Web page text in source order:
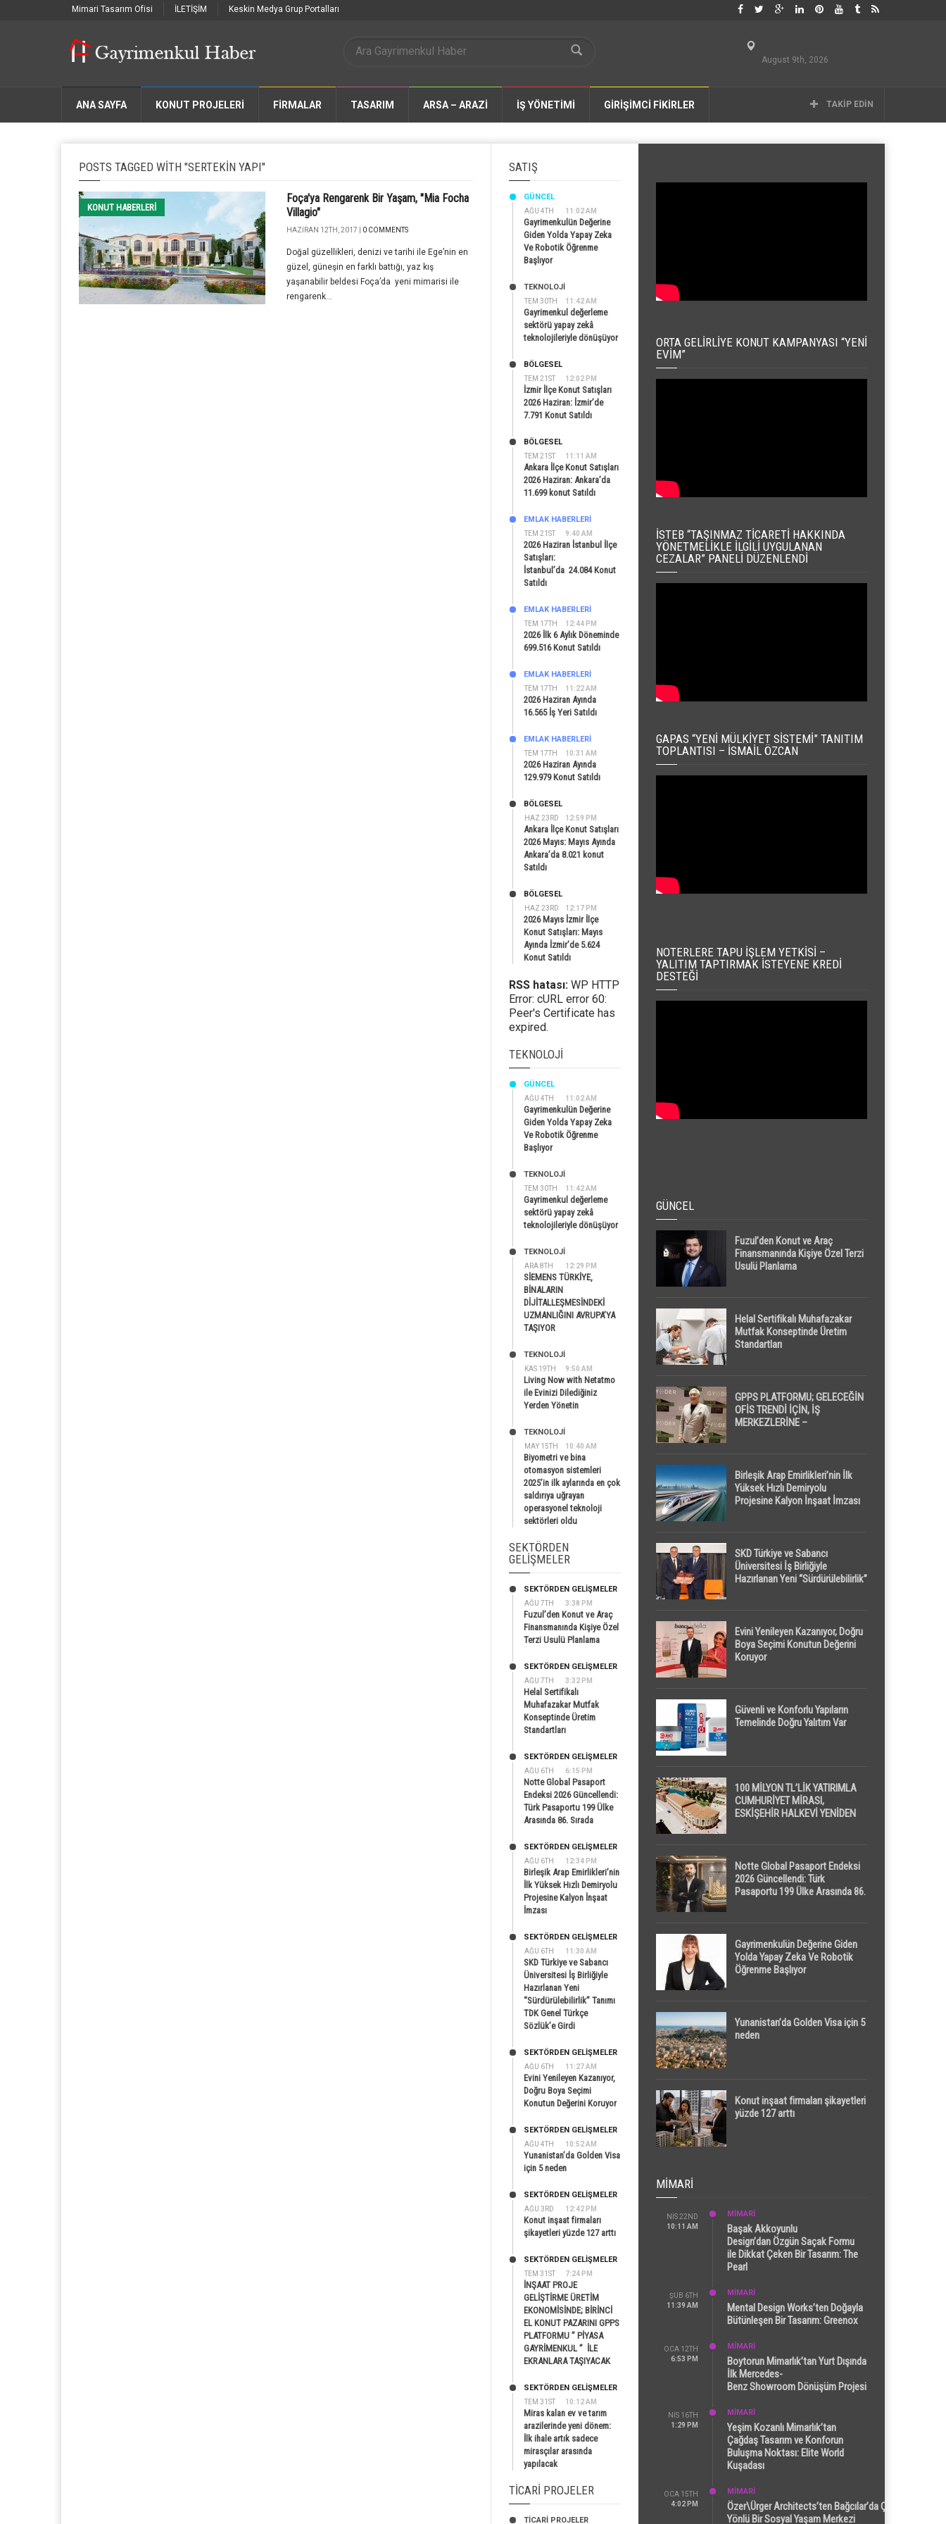
Mimari Tasarım Ofisi İLETİŞİM Keskin Medya Grup Portalları
August 9th, 2026
ANA SAYFA KONUT PROJELERİ FIRMALAR TASARIM ARSA – ARAZİ İŞ YÖNETİMİ GİRİŞİMCİ FİKİRLER TAKIP EDIN
POSTS TAGGED WITH "SERTEKIN YAPI"
KONUT HABERLERI
Foça'ya Rengarenk Bir Yaşam, ″Mia Focha
Villagio"
HAZIRAN 12TH, 2017 | 0 COMMENTS
Doğal güzellikleri, denizi ve tarihi ile Ege’nin en
güzel, güneşin en farklı battığı, yaz kış
yaşanabilir beldesi Foça’da yeni mimarisi ile
rengarenk...
SATIŞ
AĞU 4TH 11:02 AM
GÜNCEL
Gayrimenkulün Değerine
Giden Yolda Yapay Zeka
Ve Robotik Öğrenme
Başlıyor
TEM 30TH 11:42 AM
TEKNOLOJİ
Gayrimenkul değerleme
sektörü yapay zekâ
teknolojileriyle dönüşüyor
TEM 21ST 12:02 PM
BÖLGESEL
İzmir İlçe Konut Satışları
2026 Haziran: İzmir’de
7.791 Konut Satıldı
TEM 21ST 11:11 AM
BÖLGESEL
Ankara İlçe Konut Satışları
2026 Haziran: Ankara’da
11.699 konut Satıldı
TEM 21ST 9:40 AM
EMLAK HABERLERI
2026 Haziran İstanbul İlçe
Satışları:
İstanbul’da 24.084 Konut
Satıldı
TEM 17TH 12:44 PM
EMLAK HABERLERI
2026 İlk 6 Aylık Döneminde
699.516 Konut Satıldı
TEM 17TH 11:22 AM
EMLAK HABERLERI
2026 Haziran Ayında
16.565 İş Yeri Satıldı
TEM 17TH 10:31 AM
EMLAK HABERLERI
2026 Haziran Ayında
129.979 Konut Satıldı
HAZ 23RD 12:59 PM
BÖLGESEL
Ankara İlçe Konut Satışları
2026 Mayıs: Mayıs Ayında
Ankara’da 8.021 konut
Satıldı
HAZ 23RD 12:17 PM
BÖLGESEL
2026 Mayıs İzmir İlçe
Konut Satışları: Mayıs
Ayında İzmir’de 5.624
Konut Satıldı
RSS hatası: WP HTTP
Error: cURL error 60:
Peer's Certificate has
expired.
TEKNOLOJI
AĞU 4TH 11:02 AM
GÜNCEL
Gayrimenkulün Değerine
Giden Yolda Yapay Zeka
Ve Robotik Öğrenme
Başlıyor
TEM 30TH 11:42 AM
TEKNOLOJİ
Gayrimenkul değerleme
sektörü yapay zekâ
teknolojileriyle dönüşüyor
ARA 8TH 12:29 PM
TEKNOLOJİ
SİEMENS TÜRKİYE,
BİNALARIN
DİJİTALLEŞMESİNDEKİ
UZMANLIĞINI AVRUPA’YA
TAŞIYOR
KAS 19TH 9:50 AM
TEKNOLOJİ
Living Now with Netatmo
ile Evinizi Dilediğiniz
Yerden Yönetin
MAY 15TH 10:40 AM
TEKNOLOJİ
Biyometri ve bina
otomasyon sistemleri
2025’in ilk aylarında en çok
saldırıya uğrayan
operasyonel teknoloji
sektörleri oldu
SEKTÖRDEN
GELIŞMELER
AĞU 7TH 3:38 PM
SEKTÖRDEN GELIŞMELER
Fuzul’den Konut ve Araç
Finansmanında Kişiye Özel
Terzi Usulü Planlama
AĞU 7TH 3:32 PM
SEKTÖRDEN GELIŞMELER
Helal Sertifikalı
Muhafazakar Mutfak
Konseptinde Üretim
Standartları
AĞU 6TH 6:15 PM
SEKTÖRDEN GELIŞMELER
Notte Global Pasaport
Endeksi 2026 Güncellendi:
Türk Pasaportu 199 Ülke
Arasında 86. Sırada
AĞU 6TH 12:34 PM
SEKTÖRDEN GELIŞMELER
Birleşik Arap Emirlikleri’nin
İlk Yüksek Hızlı Demiryolu
Projesine Kalyon İnşaat
İmzası
AĞU 6TH 11:30 AM
SEKTÖRDEN GELIŞMELER
SKD Türkiye ve Sabancı
Üniversitesi İş Birliğiyle
Hazırlanan Yeni
“Sürdürülebilirlik” Tanımı
TDK Genel Türkçe
Sözlük’e Girdi
AĞU 6TH 11:27 AM
SEKTÖRDEN GELIŞMELER
Evini Yenileyen Kazanıyor,
Doğru Boya Seçimi
Konutun Değerini Koruyor
AĞU 4TH 10:52 AM
SEKTÖRDEN GELIŞMELER
Yunanistan’da Golden Visa
için 5 neden
AĞU 3RD 12:42 PM
SEKTÖRDEN GELIŞMELER
Konut inşaat firmaları
şikayetleri yüzde 127 arttı
TEM 31ST 7:24 PM
SEKTÖRDEN GELIŞMELER
İNŞAAT PROJE
GELİŞTİRME ÜRETİM
EKONOMİSİNDE; BİRİNCİ
EL KONUT PAZARINI GPPS
PLATFORMU ” PİYASA
GAYRİMENKUL ” İLE
EKRANLARA TAŞIYACAK
TEM 31ST 10:12 AM
SEKTÖRDEN GELIŞMELER
Miras kalan ev ve tarım
arazilerinde yeni dönem:
İlk ihale artık sadece
mirasçılar arasında
yapılacak
TICARI PROJELER
TİCARİ PROJELER
ORTA GELIRLIYE KONUT KAMPANYASI “YENI
EVIM”
İSTEB “TAŞINMAZ TICARETI HAKKINDA
YÖNETMELIKLE İLGILI UYGULANAN
CEZALAR” PANELI DÜZENLENDI
GAPAS “YENI MÜLKIYET SISTEMI” TANITIM
TOPLANTISI – İSMAIL ÖZCAN
NOTERLERE TAPU İŞLEM YETKISI –
YALITIM TAPTIRMAK İSTEYENE KREDI
DESTEĞI
GÜNCEL
Fuzul’den Konut ve Araç
Finansmanında Kişiye Özel Terzi
Usulü Planlama
Helal Sertifikalı Muhafazakar
Mutfak Konseptinde Üretim
Standartları
GPPS PLATFORMU; GELECEĞİN
OFİS TRENDİ İÇİN, İŞ
MERKEZLERİNE –
Birleşik Arap Emirlikleri’nin İlk
Yüksek Hızlı Demiryolu
Projesine Kalyon İnşaat İmzası
SKD Türkiye ve Sabancı
Üniversitesi İş Birliğiyle
Hazırlanan Yeni “Sürdürülebilirlik”
Evini Yenileyen Kazanıyor, Doğru
Boya Seçimi Konutun Değerini
Koruyor
Güvenli ve Konforlu Yapıların
Temelinde Doğru Yalıtım Var
100 MİLYON TL’LİK YATIRIMLA
CUMHURİYET MİRASI,
ESKİŞEHİR HALKEVİ YENİDEN
Notte Global Pasaport Endeksi
2026 Güncellendi: Türk
Pasaportu 199 Ülke Arasında 86.
Gayrimenkulün Değerine Giden
Yolda Yapay Zeka Ve Robotik
Öğrenme Başlıyor
Yunanistan’da Golden Visa için 5
neden
Konut inşaat firmaları şikayetleri
yüzde 127 arttı
MIMARI
NIS 22ND
10:11 AM
MİMARİ
Başak Akkoyunlu
Design’dan Özgün Saçak Formu
ile Dikkat Çeken Bir Tasarım: The
Pearl
ŞUB 6TH
11:39 AM
MİMARİ
Mental Design Works’ten Doğayla
Bütünleşen Bir Tasarım: Greenox
OCA 12TH
6:53 PM
MİMARİ
Boytorun Mimarlık’tan Yurt Dışında
İlk Mercedes-
Benz Showroom Dönüşüm Projesi
NIS 16TH
1:29 PM
MİMARİ
Yeşim Kozanlı Mimarlık’tan
Çağdaş Tasarım ve Konforun
Buluşma Noktası: Elite World
Kuşadası
OCA 15TH
4:02 PM
MİMARİ
Özer\Ürger Architects’ten Bağcılar’da Çok
Yönlü Bir Sosyal Yaşam Merkezi